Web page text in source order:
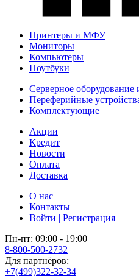
Принтеры и МФУ
Мониторы
Компьютеры
Ноутбуки
Серверное
Переферийные
Комплектующие
Акции
Кредит
Новости
Оплата
Доставка
О нас
Контакты
Войти | Регистрация
Пн-пт: 09:00 - 19:00
8-800-500-2732
Для партнёров:
+7(499)322-32-34